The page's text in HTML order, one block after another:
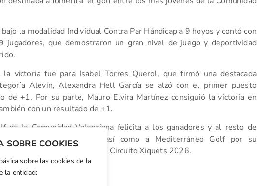
SOBRE COOKIES
sobre las cookies de la
la entidad:
la modalidad Individual Contra Par Hándicap a 9 hoyos y contó con
jugadores, que demostraron un gran nivel de juego y deportividad
la victoria fue para Isabel Torres Querol, que firmó una destacada
Alevín, Alexandra Hell García se alzó con el primer puesto
de +1. Por su parte, Mauro Elvira Martínez consiguió la victoria en
con un resultado de +1.
de la Comunidad Valenciana felicita a los ganadores y al resto de
esfuerzo y compromiso, así como a Mediterráneo Golf por su
de esta nueva cita del Circuito Xiquets 2026.
LinkedIn
Email